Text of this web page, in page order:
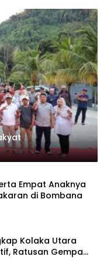
Empat Anaknya
di Bombana
Kolaka Utara
Ratusan Gempa